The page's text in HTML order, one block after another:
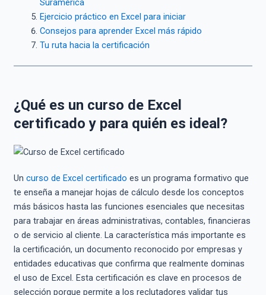
Suramérica
Ejercicio práctico en Excel para iniciar
Consejos para aprender Excel más rápido
Tu ruta hacia la certificación
¿Qué es un curso de Excel
certificado y para quién es ideal?
Un curso de Excel certificado es un programa formativo que
te enseña a manejar hojas de cálculo desde los conceptos
más básicos hasta las funciones esenciales que necesitas
para trabajar en áreas administrativas, contables, financieras
o de servicio al cliente. La característica más importante es
la certificación, un documento reconocido por empresas y
entidades educativas que confirma que realmente dominas
el uso de Excel. Esta certificación es clave en procesos de
selección porque permite a los reclutadores validar tus